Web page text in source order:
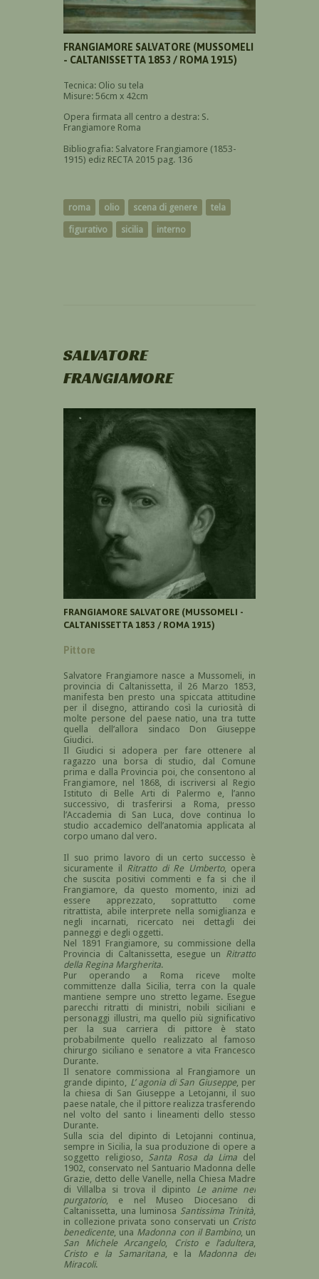
FRANGIAMORE SALVATORE (MUSSOMELI
- CALTANISSETTA 1853 / ROMA 1915)
Tecnica: Olio su tela
Misure: 56cm x 42cm
Opera firmata all centro a destra: S.
Frangiamore Roma
Bibliografia: Salvatore Frangiamore (1853-
1915) ediz RECTA 2015 pag. 136
roma olio scena di genere tela
figurativo sicilia interno
SALVATORE
FRANGIAMORE
FRANGIAMORE SALVATORE (MUSSOMELI -
CALTANISSETTA 1853 / ROMA 1915)
Pittore
Salvatore Frangiamore nasce a Mussomeli, in
provincia di Caltanissetta, il 26 Marzo 1853,
manifesta ben presto una spiccata attitudine
per il disegno, attirando così la curiosità di
molte persone del paese natio, una tra tutte
quella dell’allora sindaco Don Giuseppe
Giudici.
Il Giudici si adopera per fare ottenere al
ragazzo una borsa di studio, dal Comune
prima e dalla Provincia poi, che consentono al
Frangiamore, nel 1868, di iscriversi al Regio
Istituto di Belle Arti di Palermo e, l’anno
successivo, di trasferirsi a Roma, presso
l’Accademia di San Luca, dove continua lo
studio accademico dell’anatomia applicata al
corpo umano dal vero.
Il suo primo lavoro di un certo successo è
sicuramente il Ritratto di Re Umberto, opera
che suscita positivi commenti e fa si che il
Frangiamore, da questo momento, inizi ad
essere apprezzato, soprattutto come
ritrattista, abile interprete nella somiglianza e
negli incarnati, ricercato nei dettagli dei
panneggi e degli oggetti.
Nel 1891 Frangiamore, su commissione della
Provincia di Caltanissetta, esegue un Ritratto
della Regina Margherita.
Pur operando a Roma riceve molte
committenze dalla Sicilia, terra con la quale
mantiene sempre uno stretto legame. Esegue
parecchi ritratti di ministri, nobili siciliani e
personaggi illustri, ma quello più significativo
per la sua carriera di pittore è stato
probabilmente quello realizzato al famoso
chirurgo siciliano e senatore a vita Francesco
Durante.
Il senatore commissiona al Frangiamore un
grande dipinto, L’ agonia di San Giuseppe, per
la chiesa di San Giuseppe a Letojanni, il suo
paese natale, che il pittore realizza trasferendo
nel volto del santo i lineamenti dello stesso
Durante.
Sulla scia del dipinto di Letojanni continua,
sempre in Sicilia, la sua produzione di opere a
soggetto religioso,
Santa Rosa da Lima del
1902, conservato nel Santuario Madonna delle
Grazie, detto delle Vanelle, nella Chiesa Madre
di Villalba si trova il dipinto Le anime nel
purgatorio, e nel Museo Diocesano di
Caltanissetta, una luminosa Santissima Trinità
in collezione privata sono conservati un Cristo
benedicente , una Madonna con il Bambino, un
San Michele Arcangelo, Cristo e l’adultera
Cristo e la Samaritana, e la Madonna dei
Miracoli.